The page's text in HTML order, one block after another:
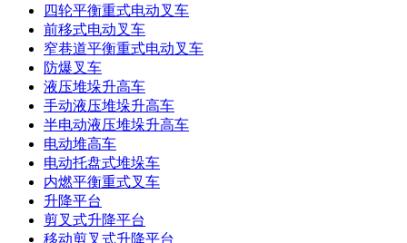
四轮平衡重式电动叉车
前移式电动叉车
窄巷道平衡重式电动叉车
防爆叉车
液压堆垛升高车
手动液压堆垛升高车
半电动液压堆垛升高车
电动堆高车
电动托盘式堆垛车
内燃平衡重式叉车
升降平台
剪叉式升降平台
移动剪叉式升降平台